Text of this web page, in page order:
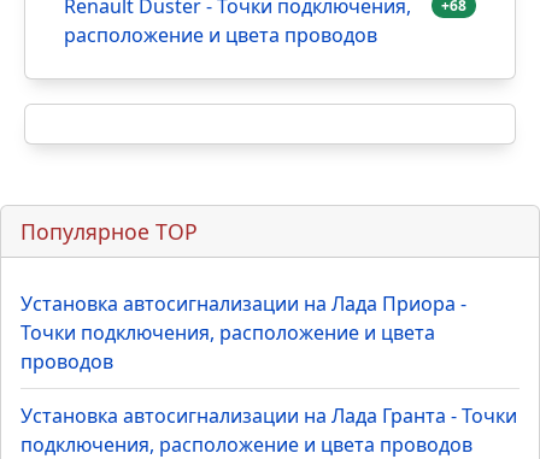
Renault Duster - Точки подключения,
расположение и цвета проводов
+68
Популярное TOP
Установка автосигнализации на Лада Приора -
Точки подключения, расположение и цвета
проводов
Установка автосигнализации на Лада Гранта - Точки
подключения, расположение и цвета проводов